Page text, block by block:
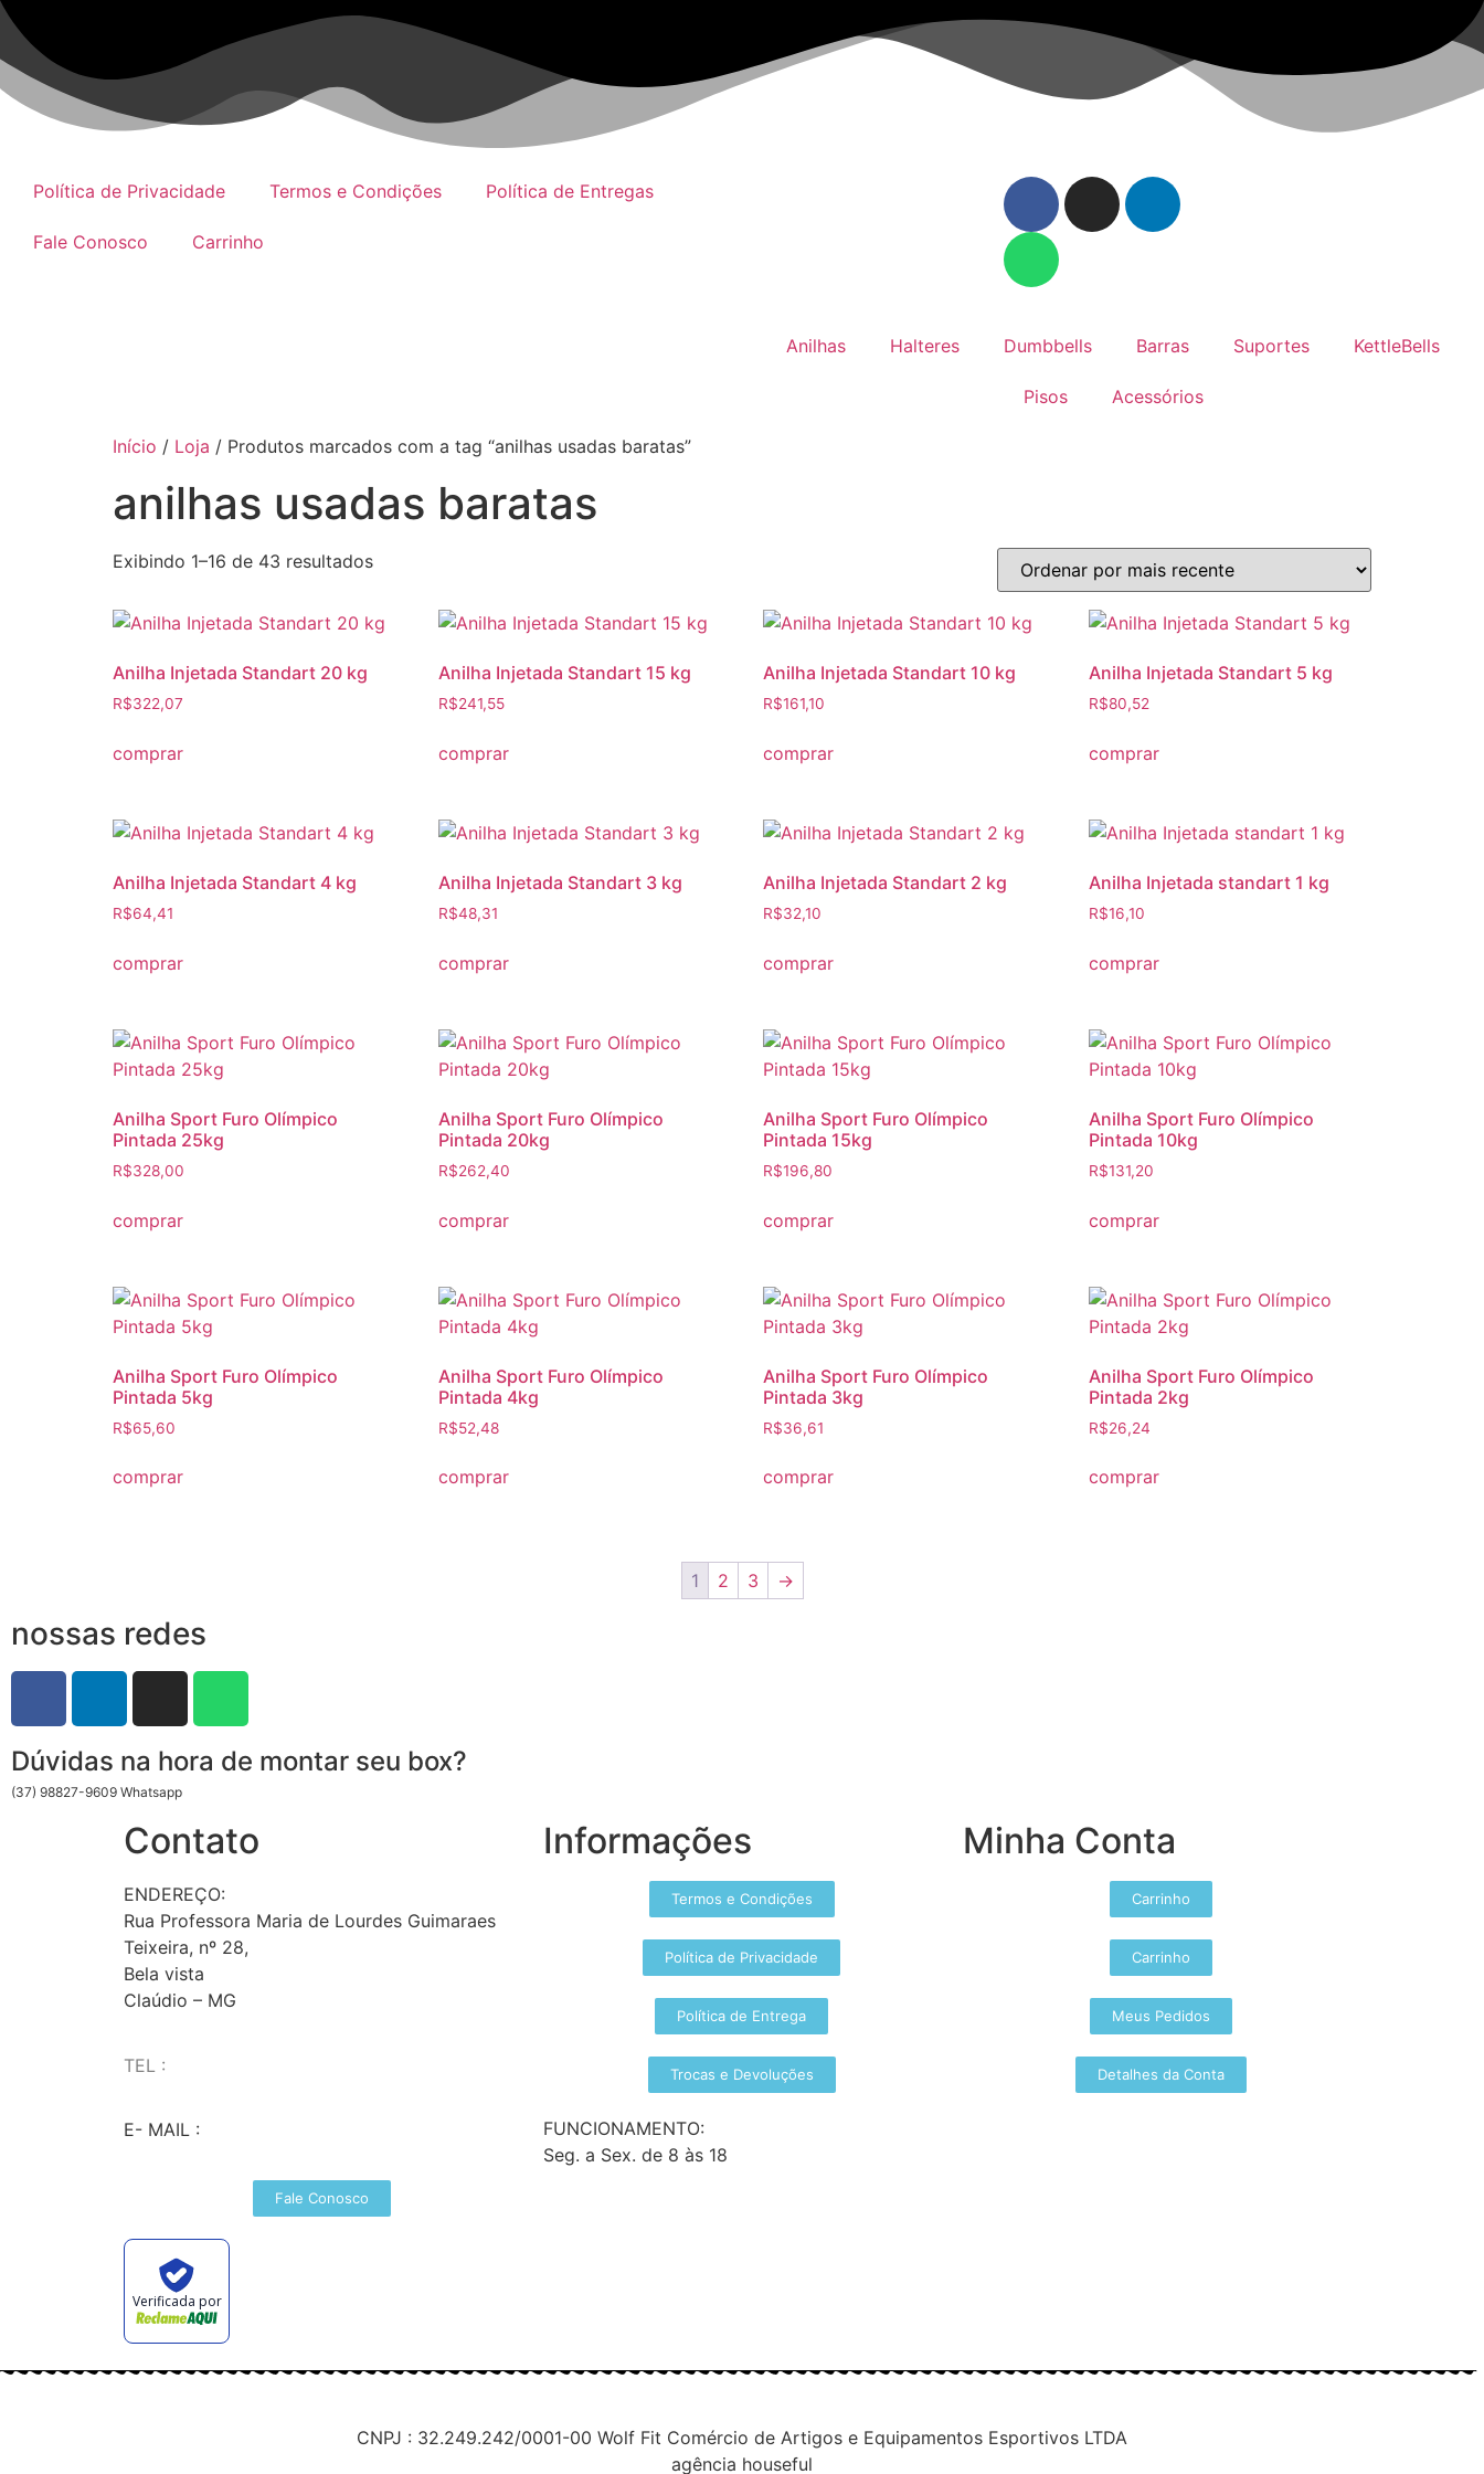
Política de Privacidade Termos e Condições Política de Entregas
Fale Conosco Carrinho
Anilhas Halteres Dumbbells Barras Suportes KettleBells
Pisos Acessórios
Início / Loja / Produtos marcados com a tag “anilhas usadas baratas”
anilhas usadas baratas
Exibindo 1–16 de 43 resultados
Anilha Injetada Standart 20 kg
R$322,07
comprar
Anilha Injetada Standart 15 kg
R$241,55
comprar
Anilha Injetada Standart 10 kg
R$161,10
comprar
Anilha Injetada Standart 5 kg
R$80,52
comprar
Anilha Injetada Standart 4 kg
R$64,41
comprar
Anilha Injetada Standart 3 kg
R$48,31
comprar
Anilha Injetada Standart 2 kg
R$32,10
comprar
Anilha Injetada standart 1 kg
R$16,10
comprar
Anilha Sport Furo Olímpico
Pintada 25kg
R$328,00
comprar
Anilha Sport Furo Olímpico
Pintada 20kg
R$262,40
comprar
Anilha Sport Furo Olímpico
Pintada 15kg
R$196,80
comprar
Anilha Sport Furo Olímpico
Pintada 10kg
R$131,20
comprar
Anilha Sport Furo Olímpico
Pintada 5kg
R$65,60
comprar
Anilha Sport Furo Olímpico
Pintada 4kg
R$52,48
comprar
Anilha Sport Furo Olímpico
Pintada 3kg
R$36,61
comprar
Anilha Sport Furo Olímpico
Pintada 2kg
R$26,24
comprar
1 2 3 →
nossas redes
Dúvidas na hora de montar seu box?
(37) 98827-9609 Whatsapp
Contato
ENDEREÇO:
Rua Professora Maria de Lourdes Guimaraes
Teixeira, nº 28,
Bela vista
Claúdio – MG
TEL :
E- MAIL :
Fale Conosco
Informações
Termos e Condições
Política de Privacidade
Política de Entrega
Trocas e Devoluções
FUNCIONAMENTO:
Seg. a Sex. de 8 às 18
Minha Conta
Carrinho
Carrinho
Meus Pedidos
Detalhes da Conta
Verificada por
CNPJ : 32.249.242/0001-00 Wolf Fit Comércio de Artigos e Equipamentos Esportivos LTDA
agência houseful